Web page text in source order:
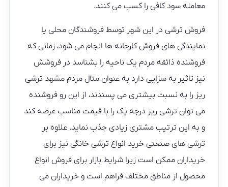
معامله سود کافی را کسب می کنند.
فروش ترشی در این شهر توسط فروشندگان محلی یا
نمایندگی های فروش کارخانه ها انجام می شود، زمانی که
فروشنده ذائقه مردم یک ناحیه را بشناسد در فروشش
نیز تاثیر به سزایی دارد به عنوان مثال مردم مشهد ترشی
ریز را به نسبت بیشتری می پسندند، از این رو فروشنده
می توان ترشی ریز درجه یک را با قیمت مناسب عرضه کند
و به این ترتیب مشتری زیادی جذب نماید. علاوه بر
ترشی های صنعتی خرید انواع ترشی خانگی نیز برای
خریداران ممکن است زیرا شرایط بازار برای فروش انواع
محصول از مناطق مختلف فراهم است و خریداران می